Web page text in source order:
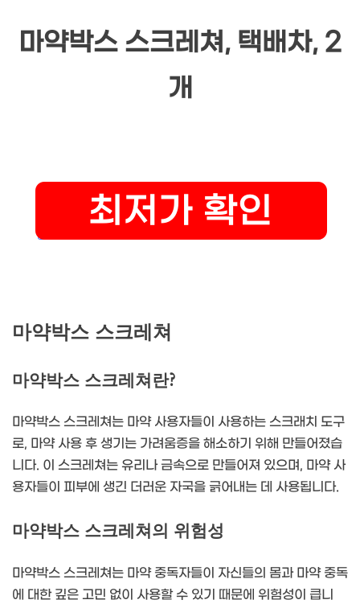
마약박스 스크레쳐, 택배차, 2
개
마약박스 스크레쳐
마약박스 스크레쳐란?
마약박스 스크레쳐는 마약 사용자들이 사용하는 스크래치 도구
로, 마약 사용 후 생기는 가려움증을 해소하기 위해 만들어졌습
니다. 이 스크레쳐는 유리나 금속으로 만들어져 있으며, 마약 사
용자들이 피부에 생긴 더러운 자국을 긁어내는 데 사용됩니다.
마약박스 스크레쳐의 위험성
마약박스 스크레쳐는 마약 중독자들이 자신들의 몸과 마약 중독
에 대한 깊은 고민 없이 사용할 수 있기 때문에 위험성이 큽니